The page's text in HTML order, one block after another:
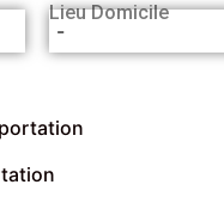
Lieu Domicile
-